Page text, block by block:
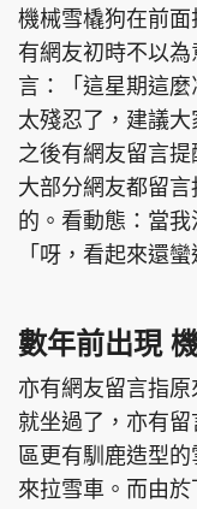
機械雪橇狗在前面
有網友初時不以
言：「這星期這
太殘忍了，建議大
之後有網友留言
大部分網友都留
的。看動態：當我
「呀，看起來還蠻
數年前出現
亦有網友留言指
就坐過了，亦有
區更有馴鹿造型
來拉雪車。而由